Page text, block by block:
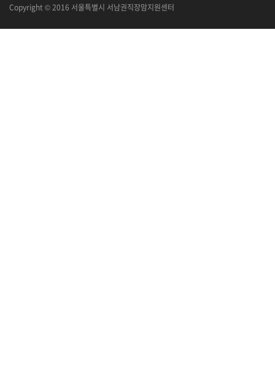
Copyright © 2016 서울특별시 서남권직장맘지원센터